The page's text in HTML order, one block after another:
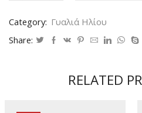
SIZE
59
ποσότητα
Category: Γυαλιά Ηλίου
Share:
RELATED